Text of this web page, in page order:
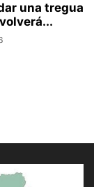
una tregua